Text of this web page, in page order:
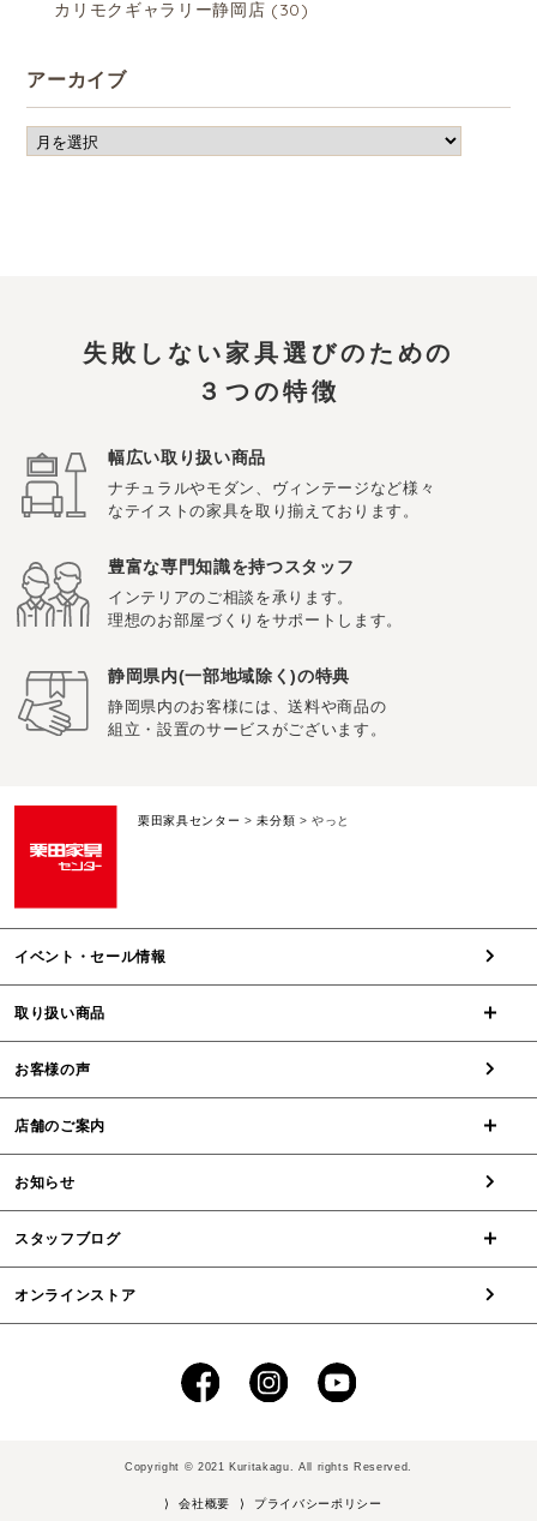
カリモクギャラリー静岡店 (30)
アーカイブ
失敗しない家具選びのための
３つの特徴
幅広い取り扱い商品
ナチュラルやモダン、ヴィンテージなど様々
なテイストの家具を取り揃えております。
豊富な専門知識を持つスタッフ
インテリアのご相談を承ります。
理想のお部屋づくりをサポートします。
静岡県内(一部地域除く)の特典
静岡県内のお客様には、送料や商品の
組立・設置のサービスがございます。
栗田家具センター >未分類 >やっと
イベント・セール情報
取り扱い商品
お客様の声
店舗のご案内
お知らせ
スタッフブログ
オンラインストア
Copyright © 2021 Kuritakagu. All rights Reserved.
⟩ 会社概要 ⟩ プライバシーポリシー